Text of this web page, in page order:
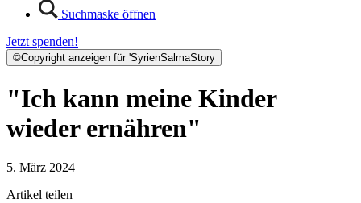
Suchmaske öffnen
Jetzt spenden!
©Copyright anzeigen für 'SyrienSalmaStory
"Ich kann meine Kinder
wieder ernähren"
5. März 2024
Artikel teilen